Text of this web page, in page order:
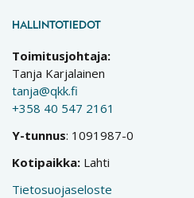
HALLINTOTIEDOT
Toimitusjohtaja:
Tanja Karjalainen
tanja@qkk.fi
+358 40 547 2161
Y-tunnus: 1091987-0
Kotipaikka: Lahti
Tietosuojaseloste